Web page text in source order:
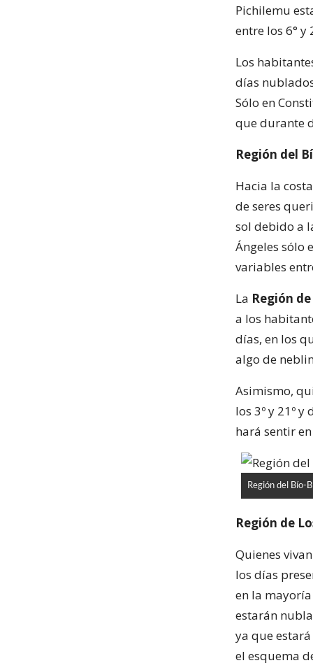
Pichilemu
entre los 6° y
Los
días
Sólo en
que durante
Región del
Hacia la
de seres
sol debido a
Ángeles sólo
variables
La Región
a los
días, en los
algo de
Asimismo,
los 3º y 21º
hará sentir
Región del Bío-
Región de
Quienes
los días
en la
estarán
ya que
el esquema